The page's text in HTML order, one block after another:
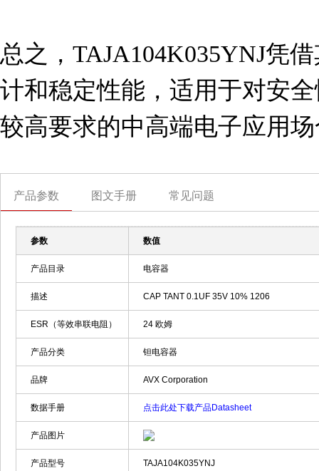
总之，TAJA104K035YNJ凭
计和稳定性能，适用于对安
较高要求的中高端电子应用
产品参数 图文手册 常见问题
参数 数值
产品目录 电容器
描述 CAP TANT 0.1UF 35V 10% 1206
ESR（等效串联电阻） 24 欧姆
产品分类 钽电容器
品牌 AVX Corporation
数据手册 点击此处下载产品Datasheet
产品图片
产品型号 TAJA104K035YNJ